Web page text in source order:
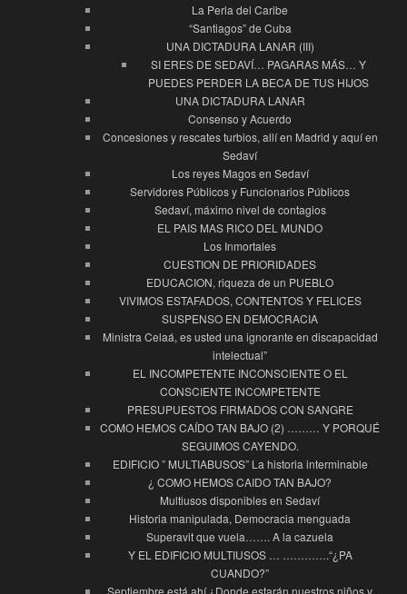
La Perla del Caribe
“Santiagos” de Cuba
UNA DICTADURA LANAR (III)
SI ERES DE SEDAVÍ… PAGARAS MÁS… Y
PUEDES PERDER LA BECA DE TUS HIJOS
UNA DICTADURA LANAR
Consenso y Acuerdo
Concesiones y rescates turbios, allí en Madrid y aquí en
Sedaví
Los reyes Magos en Sedaví
Servidores Públicos y Funcionarios Públicos
Sedaví, máximo nivel de contagios
EL PAIS MAS RICO DEL MUNDO
Los Inmortales
CUESTION DE PRIORIDADES
EDUCACION, riqueza de un PUEBLO
VIVIMOS ESTAFADOS, CONTENTOS Y FELICES
SUSPENSO EN DEMOCRACIA
Ministra Celaá, es usted una ignorante en discapacidad
intelectual”
EL INCOMPETENTE INCONSCIENTE O EL
CONSCIENTE INCOMPETENTE
PRESUPUESTOS FIRMADOS CON SANGRE
COMO HEMOS CAÍDO TAN BAJO (2) ……… Y PORQUÉ
SEGUIMOS CAYENDO.
EDIFICIO ” MULTIABUSOS” La historia interminable
¿ COMO HEMOS CAIDO TAN BAJO?
Multiusos disponibles en Sedaví
Historia manipulada, Democracia menguada
Superavit que vuela……. A la cazuela
Y EL EDIFICIO MULTIUSOS … ………….“¿PA
CUANDO?”
Septiembre está ahí ¿Donde estarán nuestros niños y